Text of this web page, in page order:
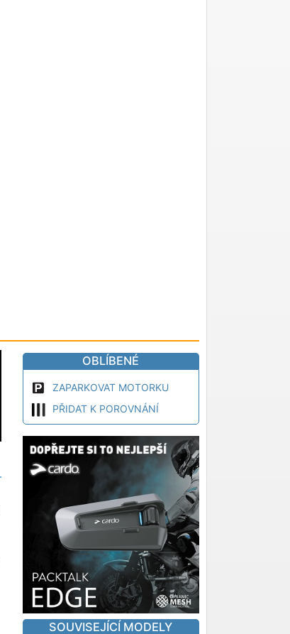
OBLÍBENÉ
ZAPARKOVAT MOTORKU
PŘIDAT K POROVNÁNÍ
SOUVISEJÍCÍ MODELY